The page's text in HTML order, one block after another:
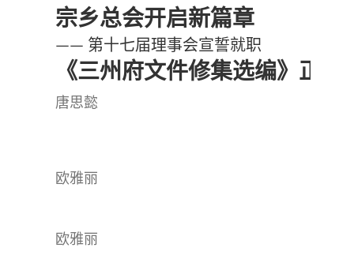
宗乡总会开启新篇章
—— 第十七届理事会宣誓就职
《三州府文件修集选编》正式
唐思懿
欧雅丽
欧雅丽